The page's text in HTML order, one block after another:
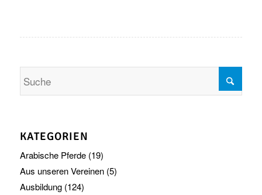
KATEGORIEN
Arabische Pferde(19)
Aus unseren Vereinen(5)
Ausbildung(124)